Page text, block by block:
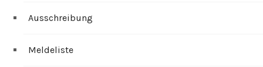
Ausschreibung
Meldeliste